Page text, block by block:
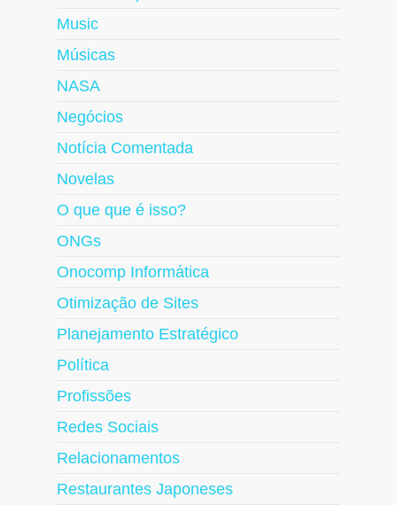
Music
Músicas
NASA
Negócios
Notícia Comentada
Novelas
O que que é isso?
ONGs
Onocomp Informática
Otimização de Sites
Planejamento Estratégico
Política
Profissões
Redes Sociais
Relacionamentos
Restaurantes Japoneses